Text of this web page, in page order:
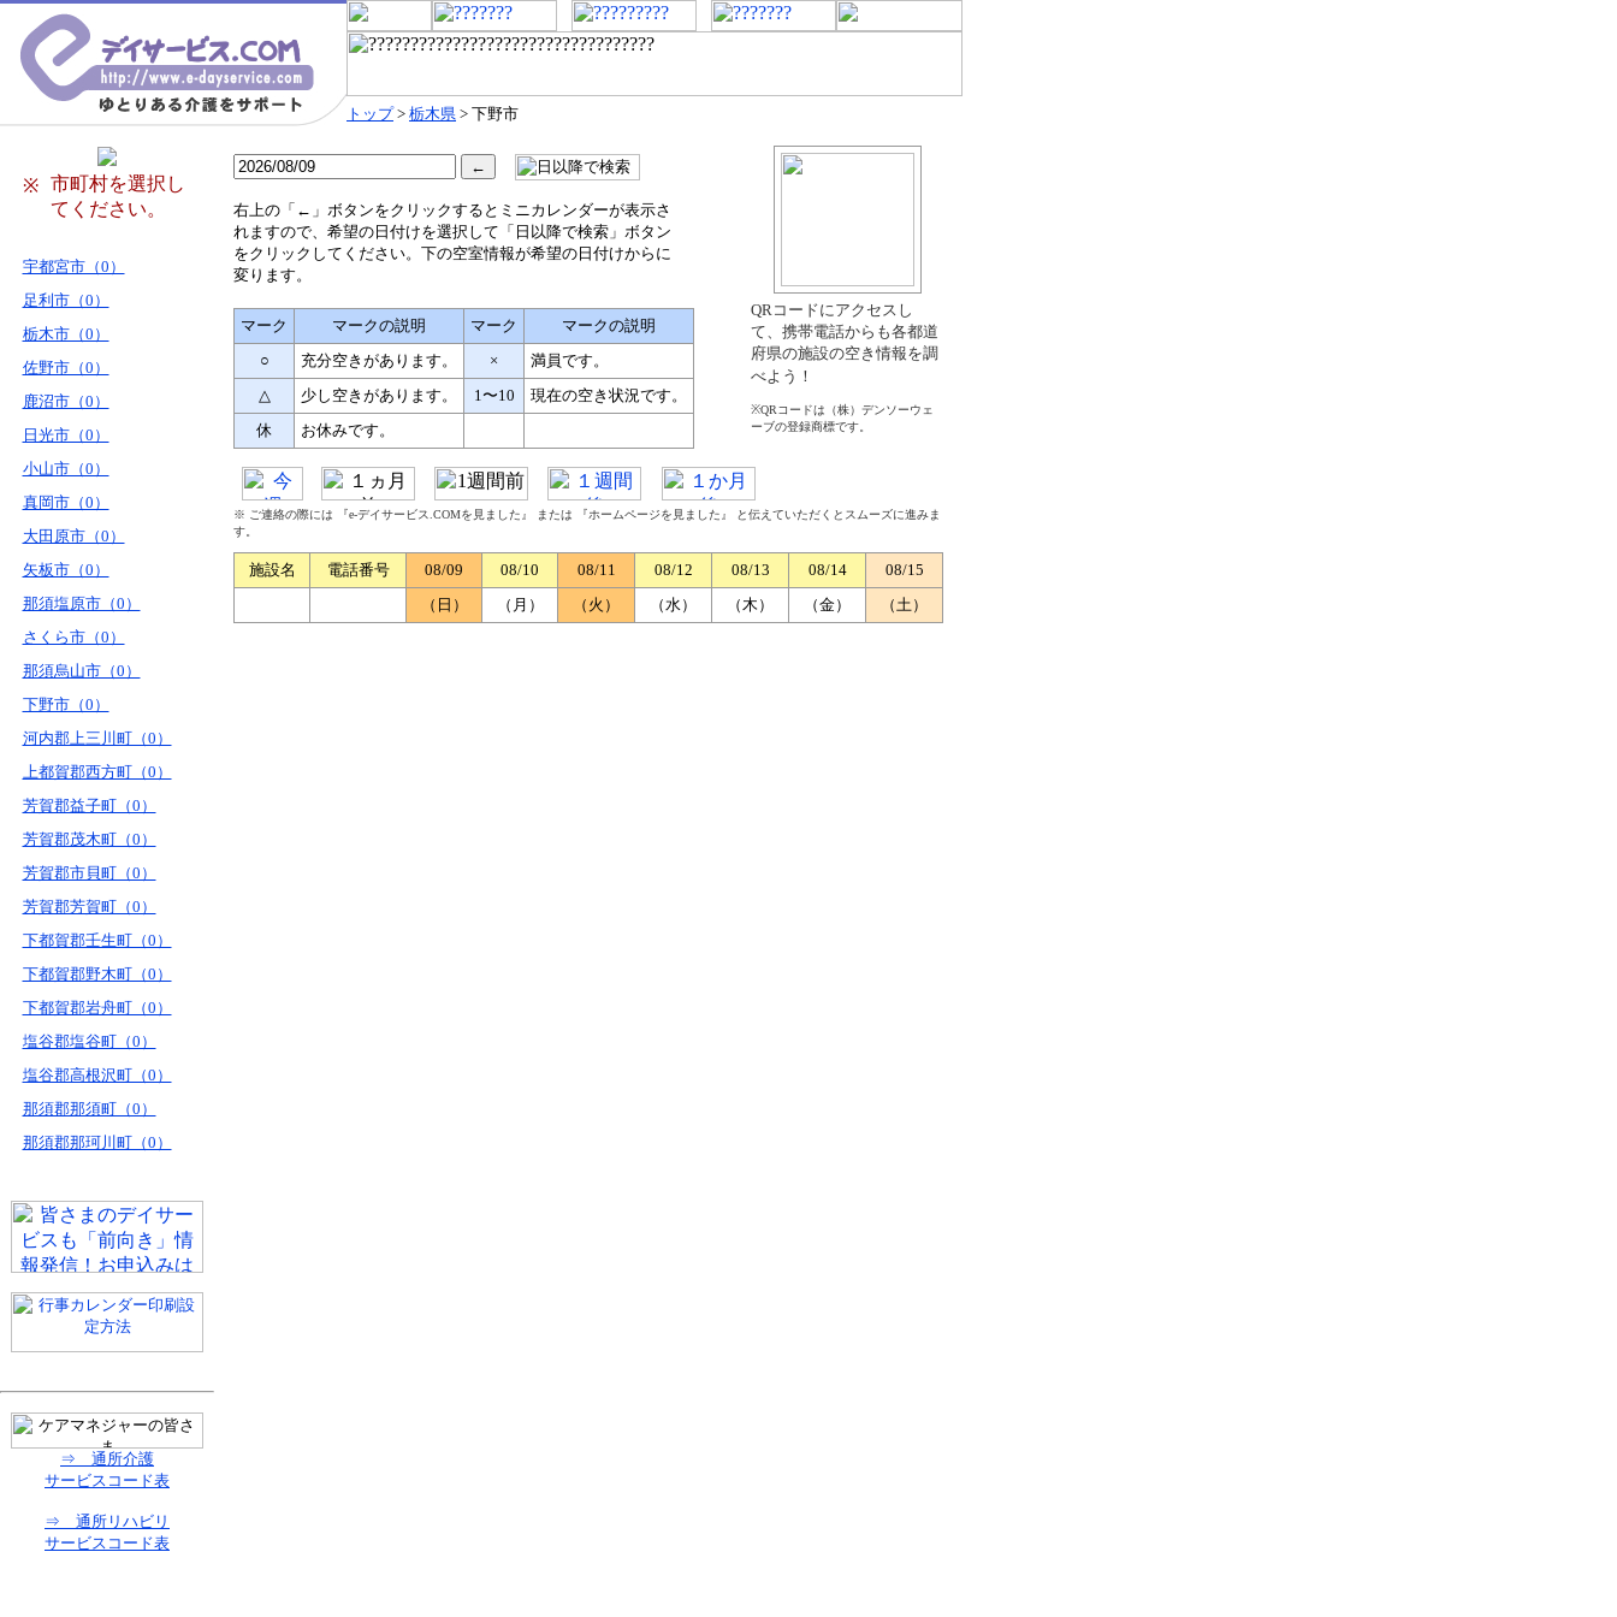
トップ> 栃木県 > 下野市
※
市町村を選択し
てください。
宇都宮市（0）
足利市（0）
栃木市（0）
佐野市（0）
鹿沼市（0）
日光市（0）
小山市（0）
真岡市（0）
大田原市（0）
矢板市（0）
那須塩原市（0）
さくら市（0）
那須烏山市（0）
下野市（0）
河内郡上三川町（0）
上都賀郡西方町（0）
芳賀郡益子町（0）
芳賀郡茂木町（0）
芳賀郡市貝町（0）
芳賀郡芳賀町（0）
下都賀郡壬生町（0）
下都賀郡野木町（0）
下都賀郡岩舟町（0）
塩谷郡塩谷町（0）
塩谷郡高根沢町（0）
那須郡那須町（0）
那須郡那珂川町（0）
⇒ 通所介護
サービスコード表
⇒ 通所リハビリ
サービスコード表
右上の「←」ボタンをクリックするとミニカレンダーが表示さ
れますので、希望の日付けを選択して「日以降で検索」ボタン
をクリックしてください。下の空室情報が希望の日付けからに
変ります。
マーク マークの説明 マーク
マークの説明
○
充分空きがあります。 ×
満員です。
△
少し空きがあります。 1〜10
現在の空き状況です。
休
お休みです。
QRコードにアクセスし
て、携帯電話からも各都道
府県の施設の空き情報を調
べよう！
※QRコードは（株）デンソーウェ
ーブの登録商標です。
※ ご連絡の際には 『e-デイサービス.COMを見ました』 または 『ホームページを見ました』 と伝えていただくとスムーズに進みま
す。
施設名 電話番号 08/09 08/10 08/11 08/12 08/13 08/14
08/15
（日）
（月） （火） （水） （木） （金） （土）